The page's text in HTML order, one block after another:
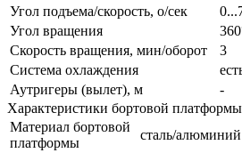
Угол подъема/скорость, о/сек
Угол вращения
Скорость вращения, мин/оборот
3
Система охлаждения
Аутригеры (вылет), м
-
Характеристики бортовой платформы
Материал бортовой
платформы
сталь/алюминий